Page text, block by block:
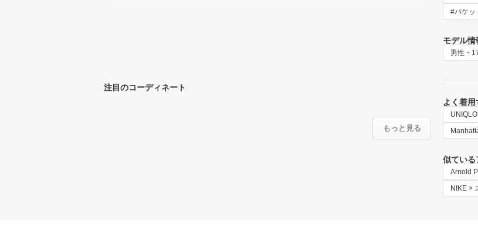
#バケッ
モデル情
男性・
よく着
UNIQLO
似ている
Arnold
NIKE ×
注目のコーディネート
もっと見る